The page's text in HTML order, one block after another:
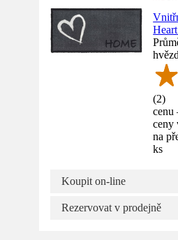
(2)
ceny
na
ks
Koupit on-line
Rezervovat v prodejně